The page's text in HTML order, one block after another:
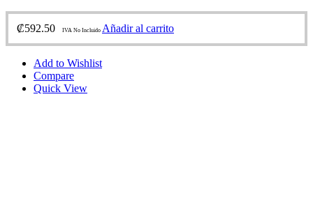
₡592.50 IVA No Incluido Añadir al carrito
Add to Wishlist
Compare
Quick View